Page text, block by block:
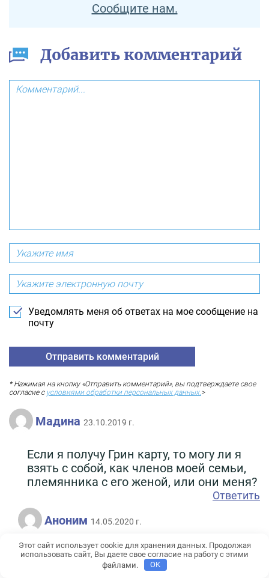
Сообщите нам.
Добавить комментарий
Уведомлять меня об ответах на мое сообщение на
почту
* Нажимая на кнопку «Отправить комментарий», вы подтверждаете свое
согласие с условиями обработки персональных данных.>
Мадина 23.10.2019 г.
Если я получу Грин карту, то могу ли я
взять с собой, как членов моей семьи,
племянника с его женой, или они меня?
Ответить
Аноним 14.05.2020 г.
Здравствуйте. Нет, так как
племянники не относятся к членам
Этот сайт использует cookie для хранения данных. Продолжая
использовать сайт, Вы даете свое согласие на работу с этими
файлами.
OK